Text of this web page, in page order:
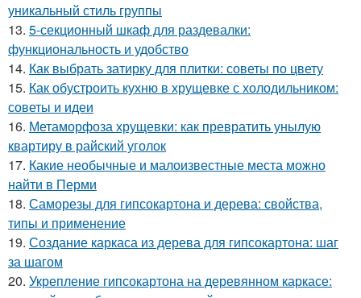
уникальный стиль группы
13. 5-секционный шкаф для раздевалки:
функциональность и удобство
14. Как выбрать затирку для плитки: советы по цвету
15. Как обустроить кухню в хрущевке с холодильником:
советы и идеи
16. Метаморфоза хрущевки: как превратить унылую
квартиру в райский уголок
17. Какие необычные и малоизвестные места можно
найти в Перми
18. Саморезы для гипсокартона и дерева: свойства,
типы и применение
19. Создание каркаса из дерева для гипсокартона: шаг
за шагом
20. Укрепление гипсокартона на деревянном каркасе: